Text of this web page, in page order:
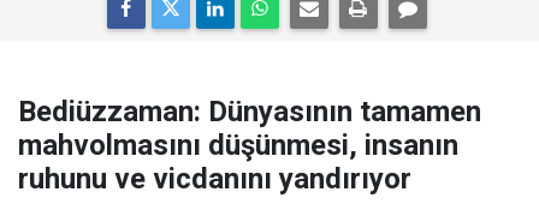
Bediüzzaman: Dünyasının tamamen
mahvolmasını düşünmesi, insanın
ruhunu ve vicdanını yandırıyor